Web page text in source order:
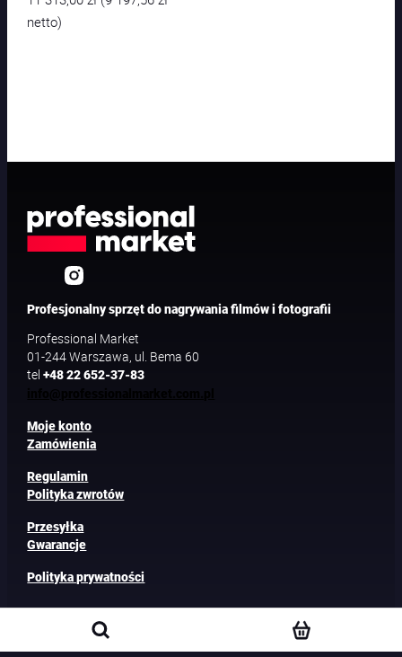
netto)
Profesjonalny sprzęt do nagrywania filmów i fotografii
Professional Market
01-244 Warszawa, ul. Bema 60
tel+48 22 652-37-83
Moje konto
Zamówienia
Regulamin
Polityka zwrotów
Przesyłka
Gwarancje
Polityka prywatności